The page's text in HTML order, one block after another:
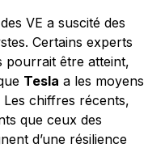
VE a suscité des
Certains experts
pourrait être atteint,
Tesla a les moyens
Les chiffres récents,
que ceux des
d’une résilience